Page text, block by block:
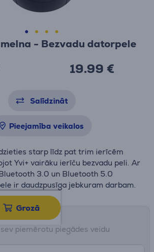
melna - Bezvadu datorpele
19.99 €
Salīdzināt
Pieejamība veikalos
starp līdz pat trim ierīcēm
Yvi+ vairāku ierīču bezvadu peli. Ar
3.0 un Bluetooth 5.0
ir daudzpusīga jebkuram darbam.
Grozā
iespējas
piemērotu piegādes veidu